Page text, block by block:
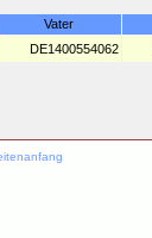
Vater
DE1400554062